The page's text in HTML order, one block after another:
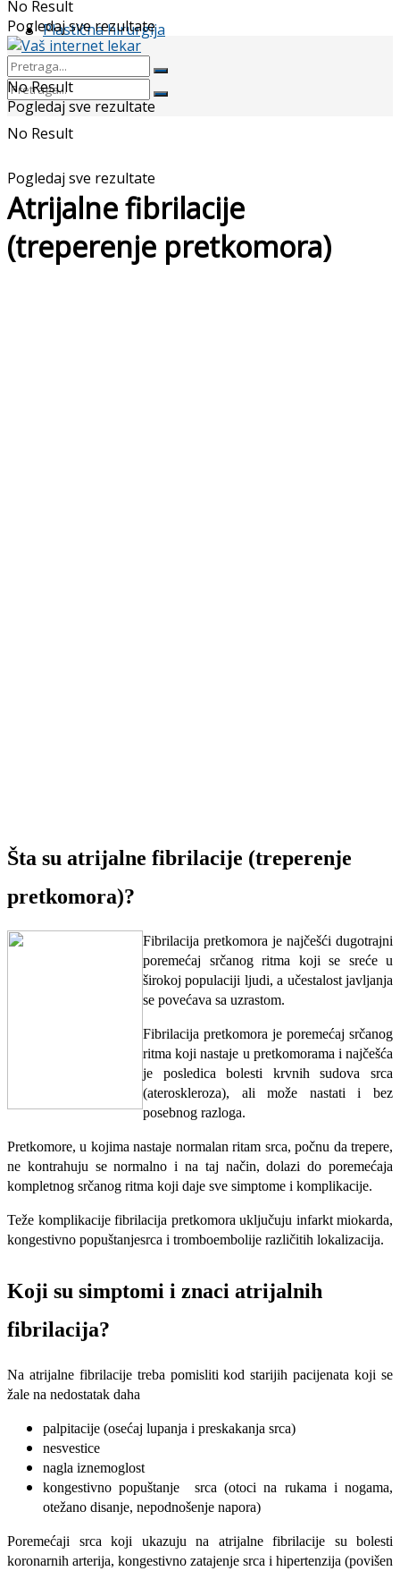
Plastična hirurgija
No Result
Pogledaj sve rezultate
No Result
Pogledaj sve rezultate
No Result
Pogledaj sve rezultate
Atrijalne fibrilacije
(treperenje pretkomora)
Šta su atrijalne fibrilacije (treperenje
pretkomora)?
Fibrilacija pretkomora je najčešći dugotrajni
poremećaj srčanog ritma koji se sreće u
širokoj populaciji ljudi, a učestalost javljanja
se povećava sa uzrastom.
Fibrilacija pretkomora je poremećaj srčanog
ritma koji nastaje u pretkomorama i najčešća
je posledica bolesti krvnih sudova srca
(ateroskleroza), ali može nastati i bez
posebnog razloga.
Pretkomore, u kojima nastaje normalan ritam srca, počnu da trepere,
ne kontrahuju se normalno i na taj način, dolazi do poremećaja
kompletnog srčanog ritma koji daje sve simptome i komplikacije.
Teže komplikacije fibrilacija pretkomora uključuju infarkt miokarda,
kongestivno popuštanjesrca i tromboembolije različitih lokalizacija.
Koji su simptomi i znaci atrijalnih
fibrilacija?
Na atrijalne fibrilacije treba pomisliti kod starijih pacijenata koji se
žale na nedostatak daha
palpitacije (osećaj lupanja i preskakanja srca)
nesvestice
nagla iznemoglost
kongestivno popuštanje srca (otoci na rukama i nogama,
otežano disanje, nepodnošenje napora)
Poremećaji srca koji ukazuju na atrijalne fibrilacije su bolesti
koronarnih arterija, kongestivno zatajenje srca i hipertenzija (povišen